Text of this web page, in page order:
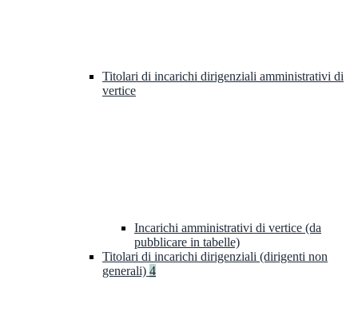
Titolari di incarichi dirigenziali amministrativi di
vertice
Incarichi amministrativi di vertice (da
pubblicare in tabelle)
Titolari di incarichi dirigenziali (dirigenti non
generali) 4